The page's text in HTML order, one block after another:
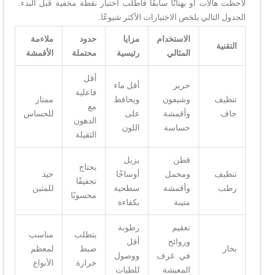
لاحظت هالات أو بهتانًا سابقًا فاطلب اختبار نقطة مخفية قبل البدء.
الجدول التالي يلخص الاختيارات الأكثر شيوعًا.
التقنية
الاستخدام
المثالي
مزايا
رئيسية
حدود
محتملة
ملاءمة
الأقمشة
تنظيف
جاف
حرير
وشيفون
وأقمشة
حساسة
أقل ماء
ويحافظ
على
اللون
أقل
فاعلية
مع
الدهون
الثقيلة
ممتاز
للحساس
تنظيف
رطب
قطن
ومخمل
وأقمشة
متينة
يزيل
أوساخًا
سطحية
بكفاءة
يحتاج
تجفيفًا
محسوبًا
جيد
للمتين
بخار
تعقيم
وروائح
في غرف
المعيشة
رطوبة
أقل
ووصول
للطيات
يتطلب
ضبط
حرارة
مناسب
لمعظم
الأنواع